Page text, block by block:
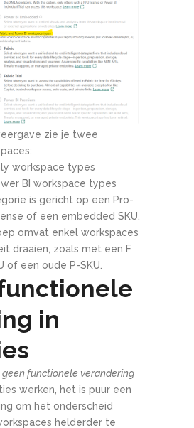
zie je twee
workspace types
BI workspace types
is gericht op een Pro-
of een embedded SKU.
omvat enkel workspaces
draaien, zoals met een F
of een oude P-SKU.
in
geen functionele verandering
werken, het is puur een
om het onderscheid
helderder te